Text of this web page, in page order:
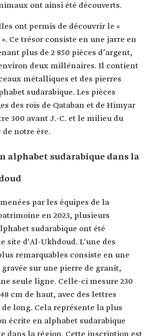
ont ainsi été découverts.
ont permis de découvrir le «
Ce trésor consiste en une jarre en
plus de 2 850 pièces d’argent,
deux millénaires. Il contient
métalliques et des pierres
sudarabique. Les pièces
des rois de Qataban et de Himyar
300 avant J.-C. et le milieu du
notre ère.
alphabet sudarabique dans la
par les équipes de la
en 2023, plusieurs
sudarabique ont été
site d'Al-Ukhdoud. L'une des
remarquables consiste en une
sur une pierre de granit,
seule ligne. Celle-ci mesure 230
cm de haut, avec des lettres
long. Cela représente la plus
écrite en alphabet sudarabique